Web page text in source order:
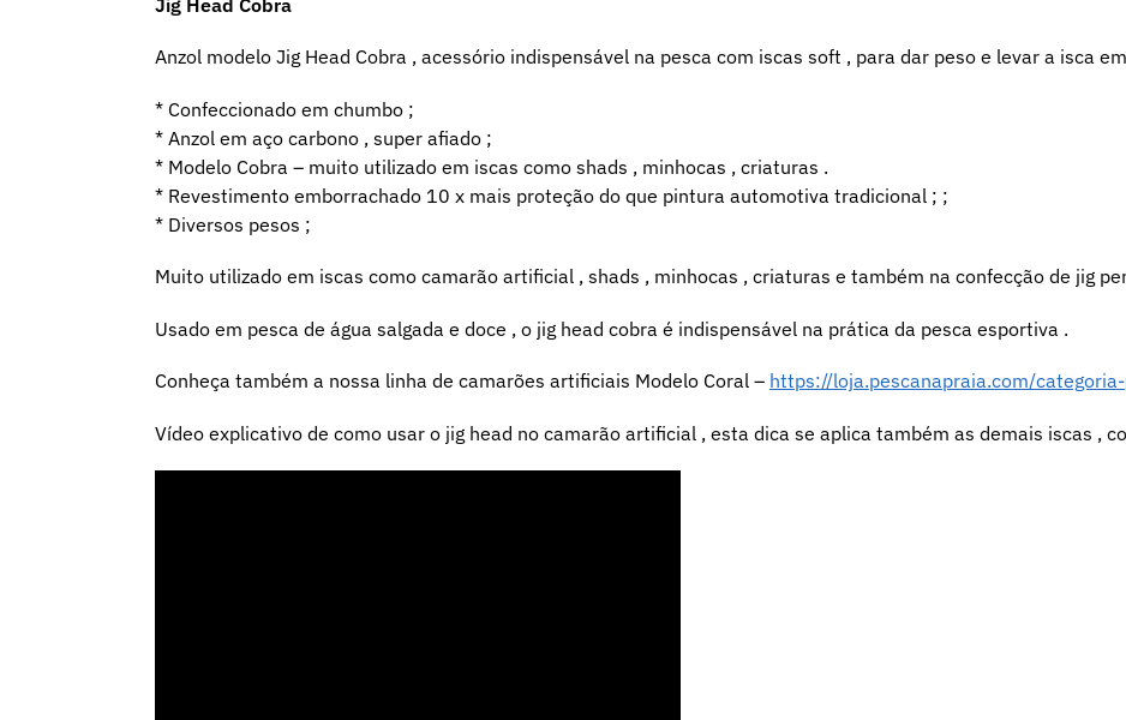
Anzol modelo Jig Head Cobra , acessório indispensável na pesca com iscas soft , para dar peso e levar a isca
* Confeccionado em chumbo ;
* Anzol em aço carbono , super afiado ;
* Modelo Cobra – muito utilizado em iscas como shads , minhocas , criaturas .
* Revestimento emborrachado 10 x mais proteção do que pintura automotiva tradicional ; ;
* Diversos pesos ;
Muito utilizado em iscas como camarão artificial , shads , minhocas , criaturas e também na confecção de jig
Usado em pesca de água salgada e doce , o jig head cobra é indispensável na prática da pesca esportiva .
Conheça também a nossa linha de camarões artificiais Modelo Coral – https://loja.pescanapraia.com/
Vídeo explicativo de como usar o jig head no camarão artificial , esta dica se aplica também as demais iscas ,